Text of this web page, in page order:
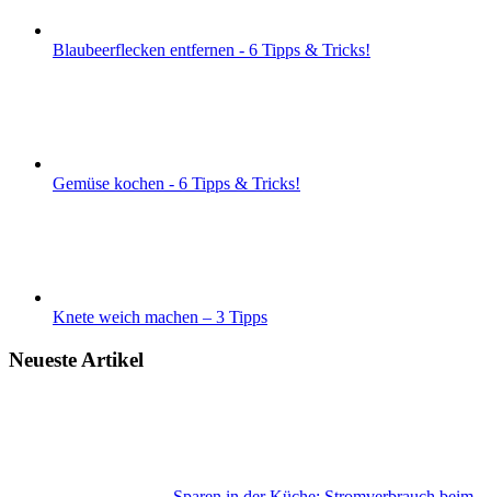
Blaubeerflecken entfernen - 6 Tipps & Tricks!
Gemüse kochen - 6 Tipps & Tricks!
Knete weich machen – 3 Tipps
Neueste Artikel